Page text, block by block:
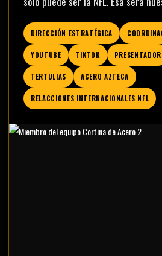
DIRECCIÓN ESTRATÉGICA
YOUTUBE TIKTOK PRESENTADOR
TERTULIAS ACERO AZTECA
RELACCIONES INTERNACIONALES NFL